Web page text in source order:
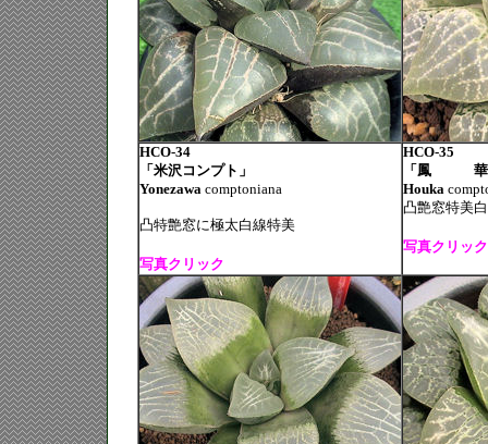
HCO-34
「米沢コンプト」
Yonezawa comptoniana
凸特艶窓に極太白線特美
写真クリック
HCO-35
「鳳 華
Houka
凸艶窓特美
写真クリック